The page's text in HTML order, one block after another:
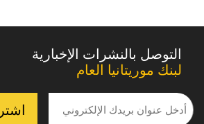
التوصل بالنشرات الإخبارية
لبنك موريتانيا العام